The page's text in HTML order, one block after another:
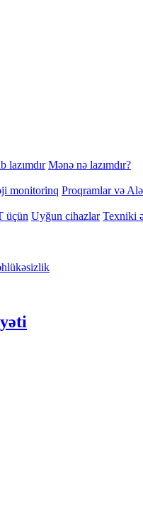
lazımdır Mənə nə lazımdır?
monitorinq Proqramlar və
üçün Uyğun cihazlar Texniki